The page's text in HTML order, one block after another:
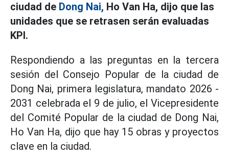
ciudad de Dong Nai, Ho Van Ha, dijo que las
unidades que se retrasen serán evaluadas
KPI.
Respondiendo a las preguntas en la tercera
sesión del Consejo Popular de la ciudad de
Dong Nai, primera legislatura, mandato 2026 -
2031 celebrada el 9 de julio, el Vicepresidente
del Comité Popular de la ciudad de Dong Nai,
Ho Van Ha, dijo que hay 15 obras y proyectos
clave en la ciudad.